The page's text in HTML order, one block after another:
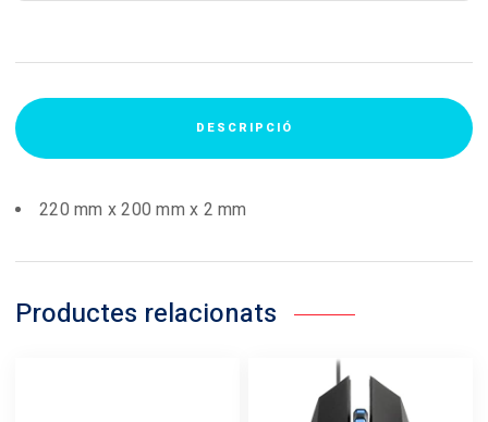
DESCRIPCIÓ
220 mm x 200 mm x 2 mm
Productes relacionats